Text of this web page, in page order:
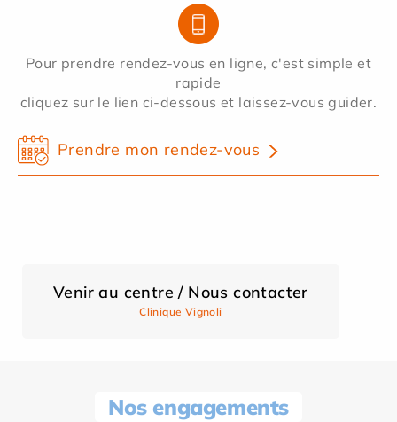
Pour prendre rendez-vous en ligne, c'est simple et
rapide
cliquez sur le lien ci-dessous et laissez-vous guider.
Prendre mon rendez-vous
Venir au centre / Nous contacter
Clinique Vignoli
Nos engagements